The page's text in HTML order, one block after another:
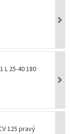
L 25-40 180
125 pravý